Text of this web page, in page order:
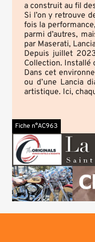
a construit au fil
Si l’on y retrouve
fois la
parmi d’autres,
par Maserati,
Depuis juillet
Collection. Installé
Dans cet
ou d’une Lancia
artistique. Ici,
Fiche n°AC963